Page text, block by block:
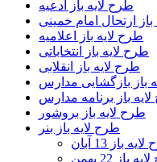
طرح لایه باز ادعیه
ارتحال امام خمینی
طرح لایه باز اعلامیه
طرح لایه باز انتخاباتی
طرح لایه باز انقلابی
باز بازگشایی مدارس
باز برنامه مدارس
طرح لایه باز بروشور
طرح لایه باز بنر
باز 13 آبان
باز 22 بهمن